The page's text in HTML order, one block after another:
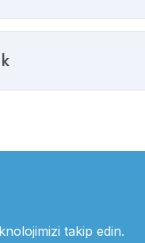
takip edin.